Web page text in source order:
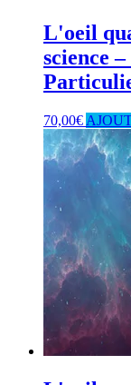
L'oeil
science
70,00€